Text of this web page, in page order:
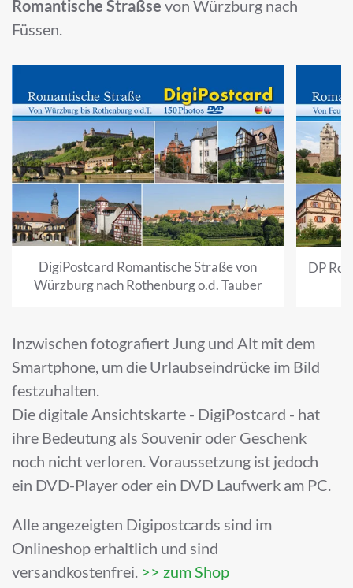
Romantische Straßse von Würzburg nach
Füssen.
DigiPostcard Romantische Straße von
Würzburg nach Rothenburg o.d. Tauber
DP
Inzwischen fotografiert Jung und Alt mit dem
Smartphone, um die Urlaubseindrücke im Bild
festzuhalten.
Die digitale Ansichtskarte - DigiPostcard - hat
ihre Bedeutung als Souvenir oder Geschenk
noch nicht verloren. Voraussetzung ist jedoch
ein DVD-Player oder ein DVD Laufwerk am PC.
Alle angezeigten Digipostcards sind im
Onlineshop erhaltlich und sind
versandkostenfrei. >> zum Shop